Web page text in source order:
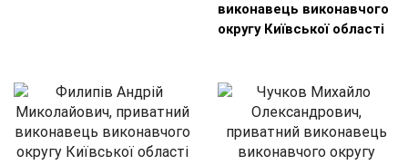
виконавець виконавчого
округу Київської області